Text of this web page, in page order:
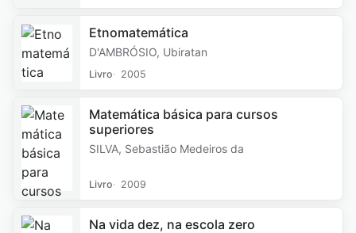
Etnomatemática
D'AMBRÓSIO, Ubiratan
Livro 2005
Matemática básica para cursos
superiores
SILVA, Sebastião Medeiros da
Livro 2009
Na vida dez, na escola zero